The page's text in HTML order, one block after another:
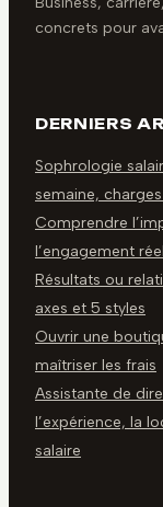
concrets pour
DERNIERS
Sophrologie
semaine,
Comprendre
l’engagement
Résultats ou
axes et 5 styles
Ouvrir une
maîtriser les frais
Assistante de
l’expérience, la
salaire